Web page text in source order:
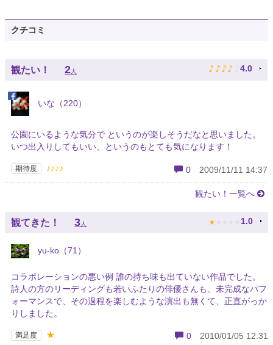
クチコミ
観たい！ 2人 ♪ ♪ ♪ ♪ ♪ 4.0
いな（220）
公園にいるような気分で というのが楽しそうだなと思いました。
いつ出入りしてもいい、というのもとても気になります！
期待度 ♪♪♪♪ 0 2009/11/11 14:37
観たい！一覧へ
観てきた！ 3 人 ★ ★ ★ ★ ★ 1.0
yu-ko（71）
コラボレーションの悪い例 誰の持ち味も出ていない作品でした。
詩人の方のリーディングも若いふたりの俳優さんも、未完成なパフ
ォーマンスで、その過程を楽しむような演出も無くて、正直がっか
りしました。
満足度 ★ 0 2010/01/05 12:31